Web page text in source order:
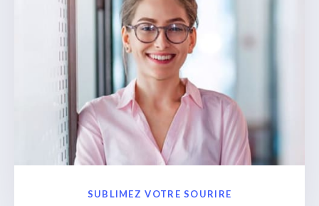
SUBLIMEZ VOTRE SOURIRE